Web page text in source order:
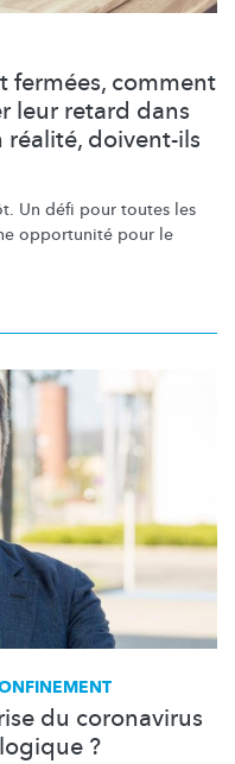
fermées, comment
leur retard dans
réalité, doivent-ils
Un défi pour toutes les
opportunité pour le
du coronavirus
?